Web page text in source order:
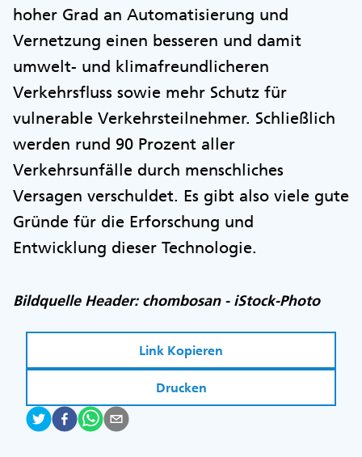
hoher Grad an Automatisierung und
Vernetzung einen besseren und damit
umwelt- und klimafreundlicheren
Verkehrsfluss sowie mehr Schutz für
vulnerable Verkehrsteilnehmer. Schließlich
werden rund 90 Prozent aller
Verkehrsunfälle durch menschliches
Versagen verschuldet. Es gibt also viele gute
Gründe für die Erforschung und
Entwicklung dieser Technologie.
Bildquelle Header: chombosan - iStock-Photo
Link Kopieren
Drucken